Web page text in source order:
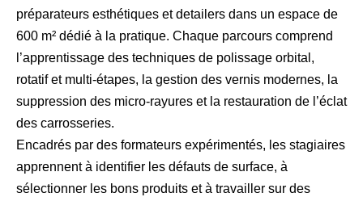
préparateurs esthétiques et detailers dans un espace de
600 m² dédié à la pratique. Chaque parcours comprend
l’apprentissage des techniques de polissage orbital,
rotatif et multi-étapes, la gestion des vernis modernes, la
suppression des micro-rayures et la restauration de l’éclat
des carrosseries.
Encadrés par des formateurs expérimentés, les stagiaires
apprennent à identifier les défauts de surface, à
sélectionner les bons produits et à travailler sur des